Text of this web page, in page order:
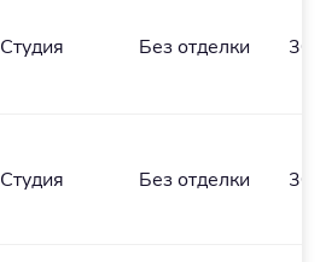
Студия Без отделки
Студия Без отделки